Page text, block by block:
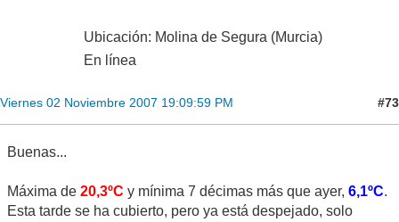
Ubicación: Molina de Segura (Murcia)
En línea
Viernes 02 Noviembre 2007 19:09:59 PM #73
Buenas...
Máxima de 20,3ºC y mínima 7 décimas más que ayer, 6,1ºC.
Esta tarde se ha cubierto, pero ya está despejado, solo